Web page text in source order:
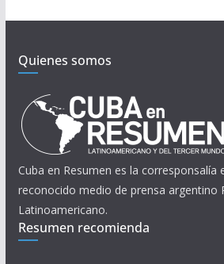
Quienes somos
Cuba en Resumen es la corresponsalía
reconocido medio de prensa argentino
Latinoamericano.
Resumen recomienda